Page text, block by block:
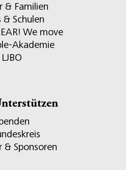
& Familien
& Schulen
We move
Akademie
LJBO
& Sponsoren